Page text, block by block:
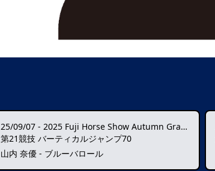
25/09/07 - 2025 Fuji Horse Show Autumn Grand Prix ★★★★
第21競技 バーティカルジャンプ70
山内 奈優 - ブルーバロール